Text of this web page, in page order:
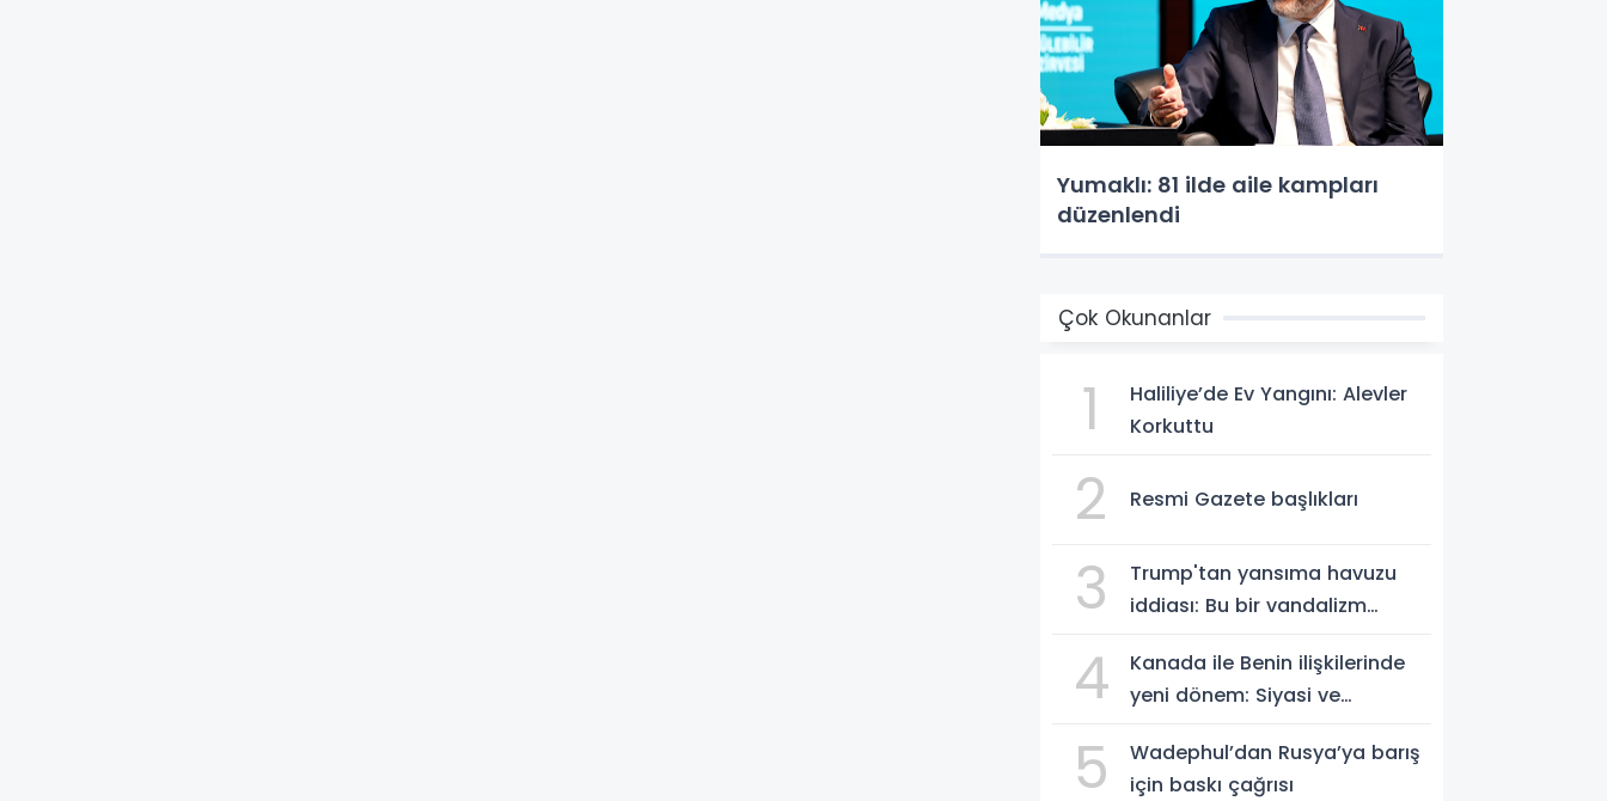
Yumaklı: 81 ilde aile kampları
düzenlendi
Çok Okunanlar
1
Haliliye’de Ev Yangını: Alevler
Korkuttu
2 Resmi Gazete başlıkları
3
Trump'tan yansıma havuzu
iddiası: Bu bir vandalizm
4
Kanada ile Benin ilişkilerinde
yeni dönem: Siyasi ve
5
Wadephul’dan Rusya’ya barış
için baskı çağrısı